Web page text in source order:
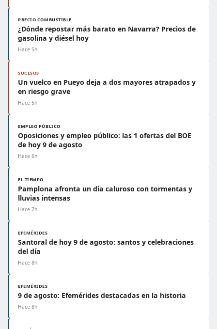
PRECIO COMBUSTIBLE
¿Dónde repostar más barato en Navarra? Precios de
gasolina y diésel hoy
Hace 5h
SUCESOS
Un vuelco en Pueyo deja a dos mayores atrapados y
en riesgo grave
Hace 5h
EMPLEO PÚBLICO
Oposiciones y empleo público: las 1 ofertas del BOE
de hoy 9 de agosto
Hace 6h
EL TIEMPO
Pamplona afronta un día caluroso con tormentas y
lluvias intensas
Hace 7h
EFEMÉRIDES
Santoral de hoy 9 de agosto: santos y celebraciones
del día
Hace 8h
EFEMÉRIDES
9 de agosto: Efemérides destacadas en la historia
Hace 8h